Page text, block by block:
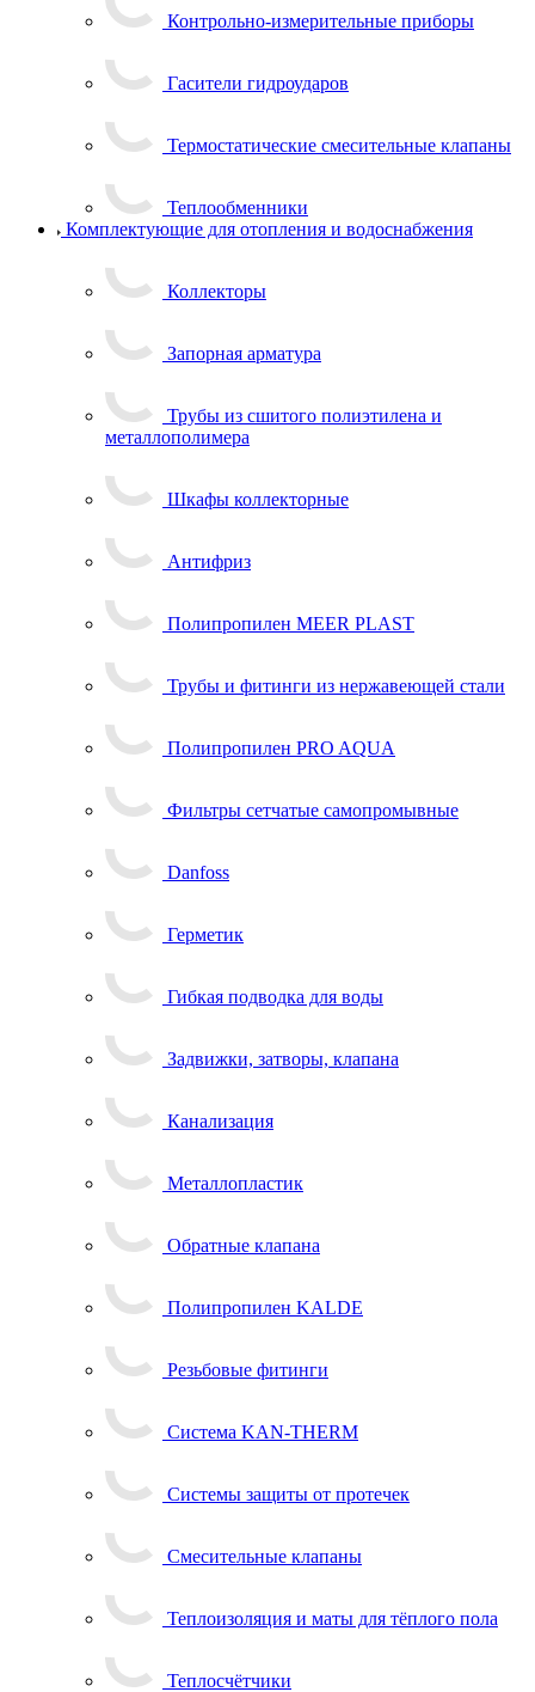
Контрольно-измерительные приборы
Гасители гидроударов
Термостатические смесительные клапаны
Теплообменники
Комплектующие для отопления и водоснабжения
Коллекторы
Запорная арматура
Трубы из сшитого полиэтилена и
металлополимера
Шкафы коллекторные
Антифриз
Полипропилен MEER PLAST
Трубы и фитинги из нержавеющей стали
Полипропилен PRO AQUA
Фильтры сетчатые самопромывные
Danfoss
Герметик
Гибкая подводка для воды
Задвижки, затворы, клапана
Канализация
Металлопластик
Обратные клапана
Полипропилен KALDE
Резьбовые фитинги
Система KAN-THERM
Системы защиты от протечек
Смесительные клапаны
Теплоизоляция и маты для тёплого пола
Теплосчётчики